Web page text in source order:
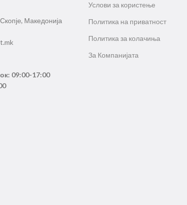
Македонија
09:00-17:00
Услови за користење
Политика на приватност
Политика за колачиња
За Компанијата